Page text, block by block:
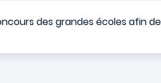
des grandes écoles afin